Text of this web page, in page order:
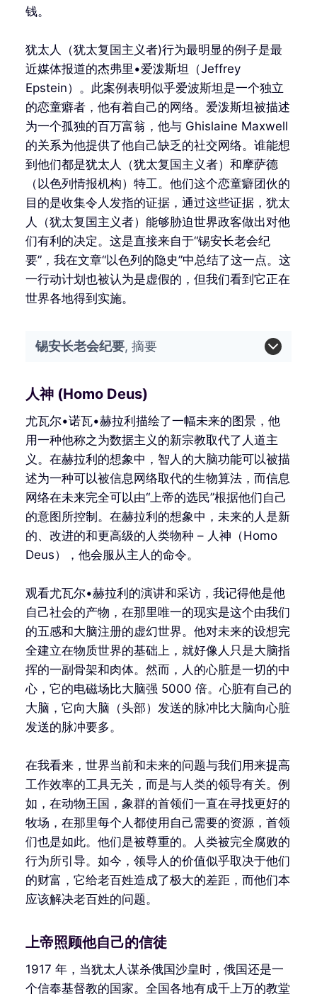
钱。
犹太人（犹太复国主义者)行为最明显的例子是最
近媒体报道的杰弗里•爱泼斯坦（Jeffrey
Epstein）。此案例表明似乎爱波斯坦是一个独立
的恋童癖者，他有着自己的网络。爱泼斯坦被描述
为一个孤独的百万富翁，他与 Ghislaine Maxwell
的关系为他提供了他自己缺乏的社交网络。谁能想
到他们都是犹太人（犹太复国主义者）和摩萨德
（以色列情报机构）特工。他们这个恋童癖团伙的
目的是收集令人发指的证据，通过这些证据，犹太
人（犹太复国主义者）能够胁迫世界政客做出对他
们有利的决定。这是直接来自于“锡安长老会纪
要”，我在文章“以色列的隐史”中总结了这一点。这
一行动计划也被认为是虚假的，但我们看到它正在
世界各地得到实施。
锡安长老会纪要, 摘要
人神 (Homo Deus)
尤瓦尔•诺瓦•赫拉利描绘了一幅未来的图景，他
用一种他称之为数据主义的新宗教取代了人道主
义。在赫拉利的想象中，智人的大脑功能可以被描
述为一种可以被信息网络取代的生物算法，而信息
网络在未来完全可以由“上帝的选民”根据他们自己
的意图所控制。在赫拉利的想象中，未来的人是新
的、改进的和更高级的人类物种 – 人神（Homo
Deus），他会服从主人的命令。
观看尤瓦尔•赫拉利的演讲和采访，我记得他是他
自己社会的产物，在那里唯一的现实是这个由我们
的五感和大脑注册的虚幻世界。他对未来的设想完
全建立在物质世界的基础上，就好像人只是大脑指
挥的一副骨架和肉体。然而，人的心脏是一切的中
心，它的电磁场比大脑强 5000 倍。心脏有自己的
大脑，它向大脑（头部）发送的脉冲比大脑向心脏
发送的脉冲要多。
在我看来，世界当前和未来的问题与我们用来提高
工作效率的工具无关，而是与人类的领导有关。例
如，在动物王国，象群的首领们一直在寻找更好的
牧场，在那里每个人都使用自己需要的资源，首领
们也是如此。他们是被尊重的。人类被完全腐败的
行为所引导。如今，领导人的价值似乎取决于他们
的财富，它给老百姓造成了极大的差距，而他们本
应该解决老百姓的问题。
上帝照顾他自己的信徒
1917 年，当犹太人谋杀俄国沙皇时，俄国还是一
个信奉基督教的国家。全国各地有成千上万的教堂